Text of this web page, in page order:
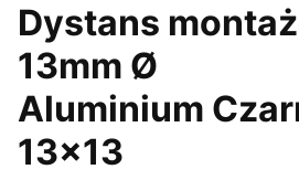
Dystans
13mm Ø
Aluminium
13x13